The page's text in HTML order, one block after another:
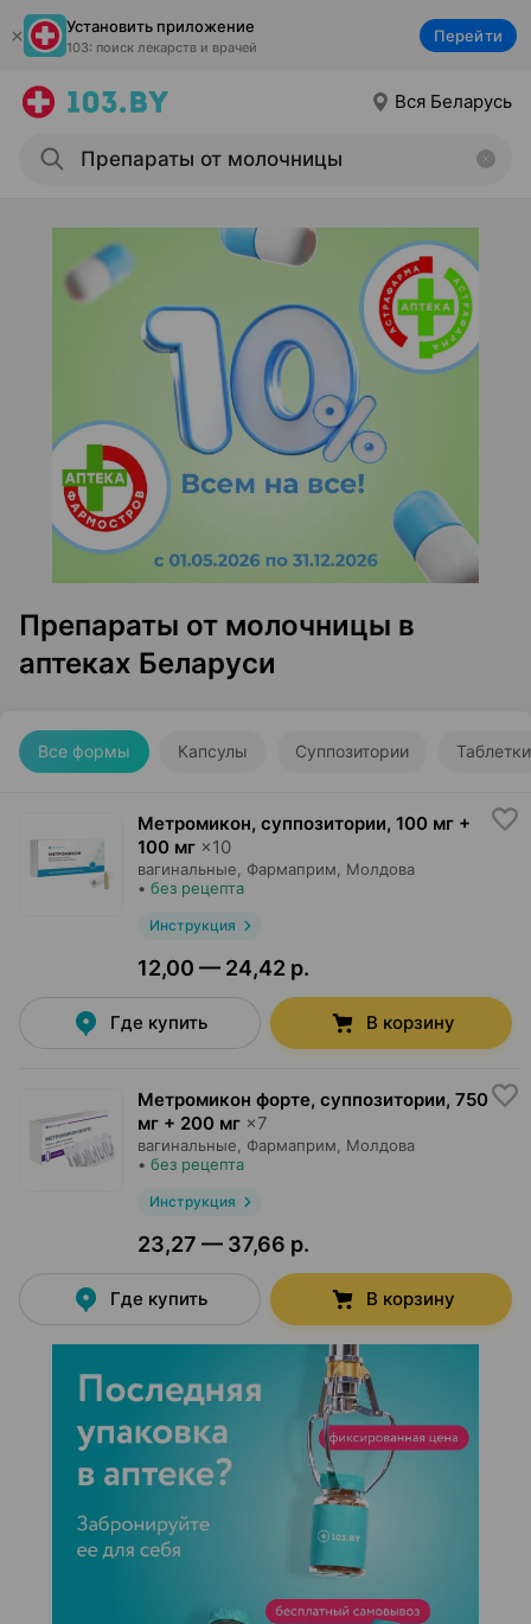
Установить приложение
103: поиск лекарств и врачей
Перейти
Вся Беларусь
Препараты от молочницы в
аптеках Беларуси
Все формы Капсулы Суппозитории Таблетки
Метромикон, суппозитории, 100 мг +
100 мг ×10
вагинальные, Фармаприм , Молдова
• без рецепта
Инструкция
12,00 — 24,42 р.
Где купить В корзину
Метромикон форте, суппозитории, 750
мг + 200 мг ×7
вагинальные, Фармаприм , Молдова
• без рецепта
Инструкция
23,27 — 37,66 р.
Где купить В корзину